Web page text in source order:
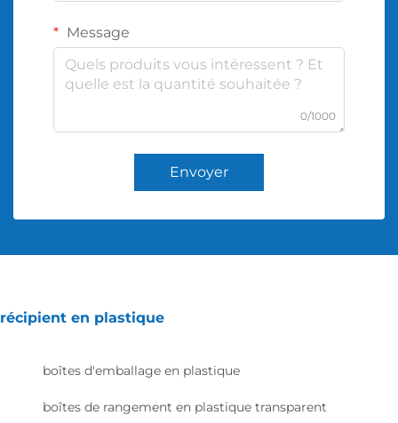
Message
0/1000
Envoyer
récipient en plastique
boîtes d'emballage en plastique
boîtes de rangement en plastique transparent